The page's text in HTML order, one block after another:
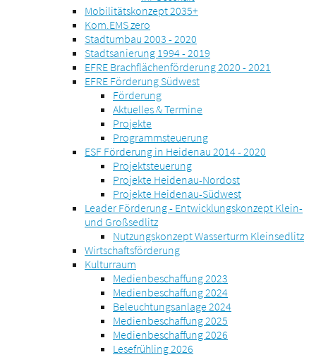
Mobilitätskonzept 2035+
Kom.EMS zero
Stadtumbau 2003 - 2020
Stadtsanierung 1994 - 2019
EFRE Brachflächenförderung 2020 - 2021
EFRE Förderung Südwest
Förderung
Aktuelles & Termine
Projekte
Programmsteuerung
ESF Förderung in Heidenau 2014 - 2020
Projektsteuerung
Projekte Heidenau-Nordost
Projekte Heidenau-Südwest
Leader Förderung - Entwicklungskonzept Klein-
und Großsedlitz
Nutzungskonzept Wasserturm Kleinsedlitz
Wirtschaftsförderung
Kulturraum
Medienbeschaffung 2023
Medienbeschaffung 2024
Beleuchtungsanlage 2024
Medienbeschaffung 2025
Medienbeschaffung 2026
Lesefrühling 2026